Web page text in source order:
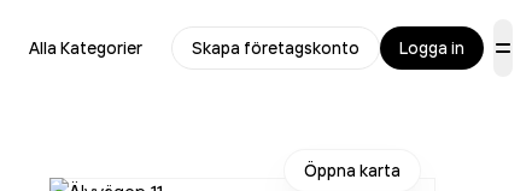
Alla Kategorier Skapa företagskonto Logga in
Öppna karta